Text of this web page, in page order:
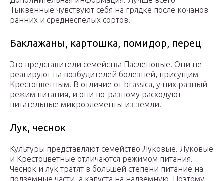
Тыквенные чувствуют себя на грядке после кочанов
ранних и среднеспелых сортов.
Баклажаны, картошка, помидор, перец
Это представители семейства Пасленовые. Они не
реагируют на возбудителей болезней, присущим
Крестоцветным. В отличие от brassica, у них разный
режим питания, и они по-разному расходуют
питательные микроэлементы из земли.
Лук, чеснок
Культуры представляют семейство Луковые. Луковые
и Крестоцветные отличаются режимом питания.
Чеснок и лук тратят в большей степени питание на
подземные части, а капуста на надземную. Поэтому